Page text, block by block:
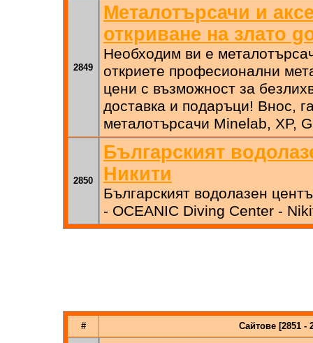
2849
Металотърсачи и
откриване на злато
Необходим ви е
откриете професионални
цени с възможност за
доставка и подаръци! Внос,
металотърсачи Minelab, XP,
2850
Българският
Никити
Българският водолазен
- OCEANIC Diving Center -
# Сайтове [2851 -